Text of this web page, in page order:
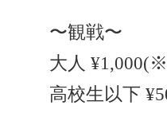
〜観戦〜
大人
高校生以下